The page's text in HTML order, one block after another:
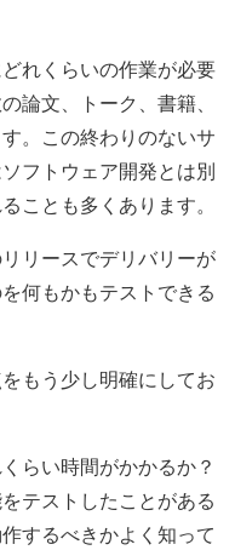
れくらいの作業が必要
論文、トーク、書籍、
。この終わりのないサ
フトウェア開発とは別
ことも多くあります。
リースでデリバリーが
何もかもテストできる
もう少し明確にしてお
らい時間がかかるか？
テストしたことがある
するべきかよく知って